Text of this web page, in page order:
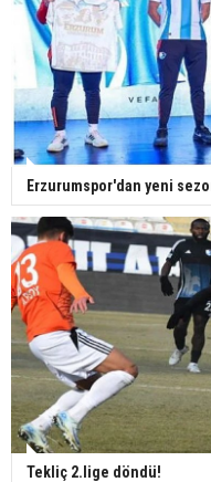
Erzurumspor'dan yeni
Tekliç 2.lige döndü!